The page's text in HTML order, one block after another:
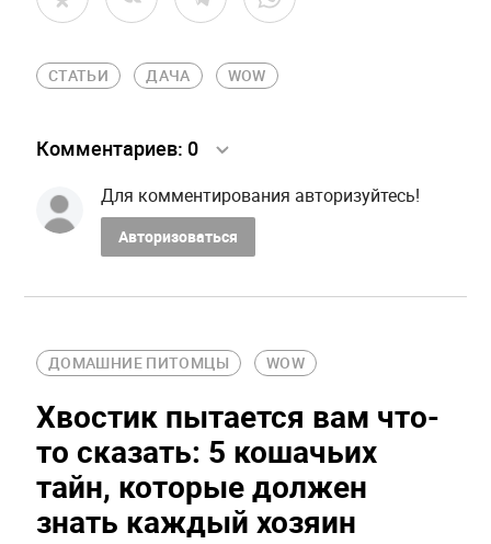
СТАТЬИ ДАЧА WOW
Комментариев: 0
Для комментирования авторизуйтесь!
Авторизоваться
ДОМАШНИЕ ПИТОМЦЫ WOW
Хвостик пытается вам что-
то сказать: 5 кошачьих
тайн, которые должен
знать каждый хозяин